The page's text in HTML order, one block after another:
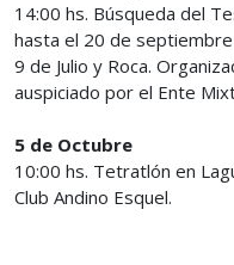
14:00 hs. Búsqueda del
hasta el 20 de
9 de Julio y Roca.
auspiciado por el Ente
5 de Octubre
10:00 hs. Tetratlón en
Club Andino Esquel.